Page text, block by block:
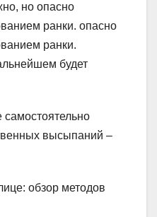
но опасно
ранки. опасно
ранки.
будет
самостоятельно
высыпаний –